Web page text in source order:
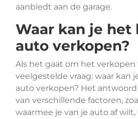
aanbiedt aan de garage.
Waar kan je het
auto verkopen?
Als het gaat om het verkopen
veelgestelde vraag: waar kan
auto verkopen? Het
van verschillende factoren,
waarmee je van je auto af wilt,